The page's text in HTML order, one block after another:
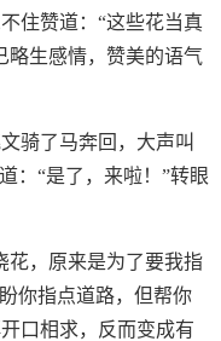
住赞道：“这些花当真
略生感情，赞美的语气
骑了马奔回，大声叫
：“是了，来啦！”转眼
花，原来是为了要我指
你指点道路，但帮你
口相求，反而变成有